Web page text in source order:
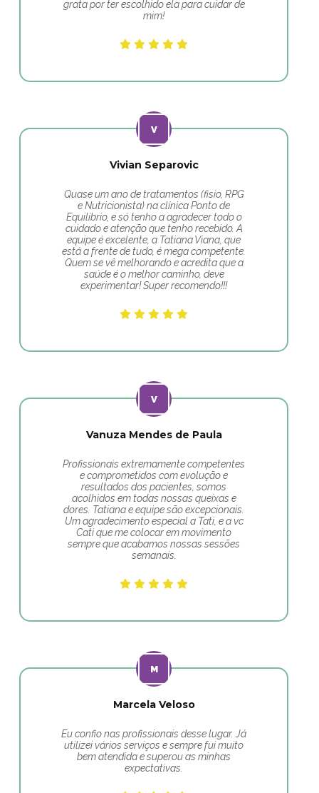
grata por ter escolhido ela para cuidar de
mim!
Vivian Separovic
Quase um ano de tratamentos (fisio, RPG
e Nutricionista) na clínica Ponto de
Equilíbrio, e só tenho a agradecer todo o
cuidado e atenção que tenho recebido. A
equipe é excelente, a Tatiana Viana, que
está a frente de tudo, é mega competente.
Quem se vê melhorando e acredita que a
saúde é o melhor caminho, deve
experimentar! Super recomendo!!!
Vanuza Mendes de Paula
Profissionais extremamente competentes
e comprometidos com evolução e
resultados dos pacientes, somos
acolhidos em todas nossas queixas e
dores. Tatiana e equipe são excepcionais.
Um agradecimento especial a Tati, e a vc
Cati que me colocar em movimento
sempre que acabamos nossas sessões
semanais.
Marcela Veloso
Eu confio nas profissionais desse lugar. Já
utilizei vários serviços e sempre fui muito
bem atendida e superou as minhas
expectativas.